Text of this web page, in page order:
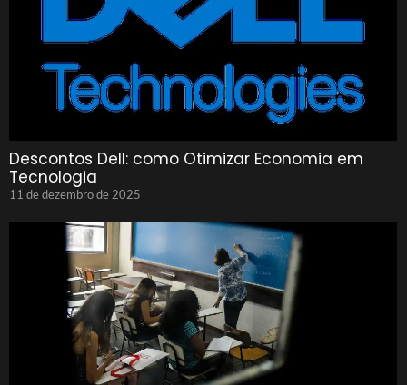
Descontos Dell: como Otimizar Economia em
Tecnologia
11 de dezembro de 2025